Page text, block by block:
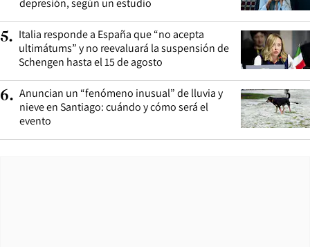
5. Italia responde a España que “no acepta
ultimátums” y no reevaluará la suspensión de
Schengen hasta el 15 de agosto
6. Anuncian un “fenómeno inusual” de lluvia y
nieve en Santiago: cuándo y cómo será el
evento